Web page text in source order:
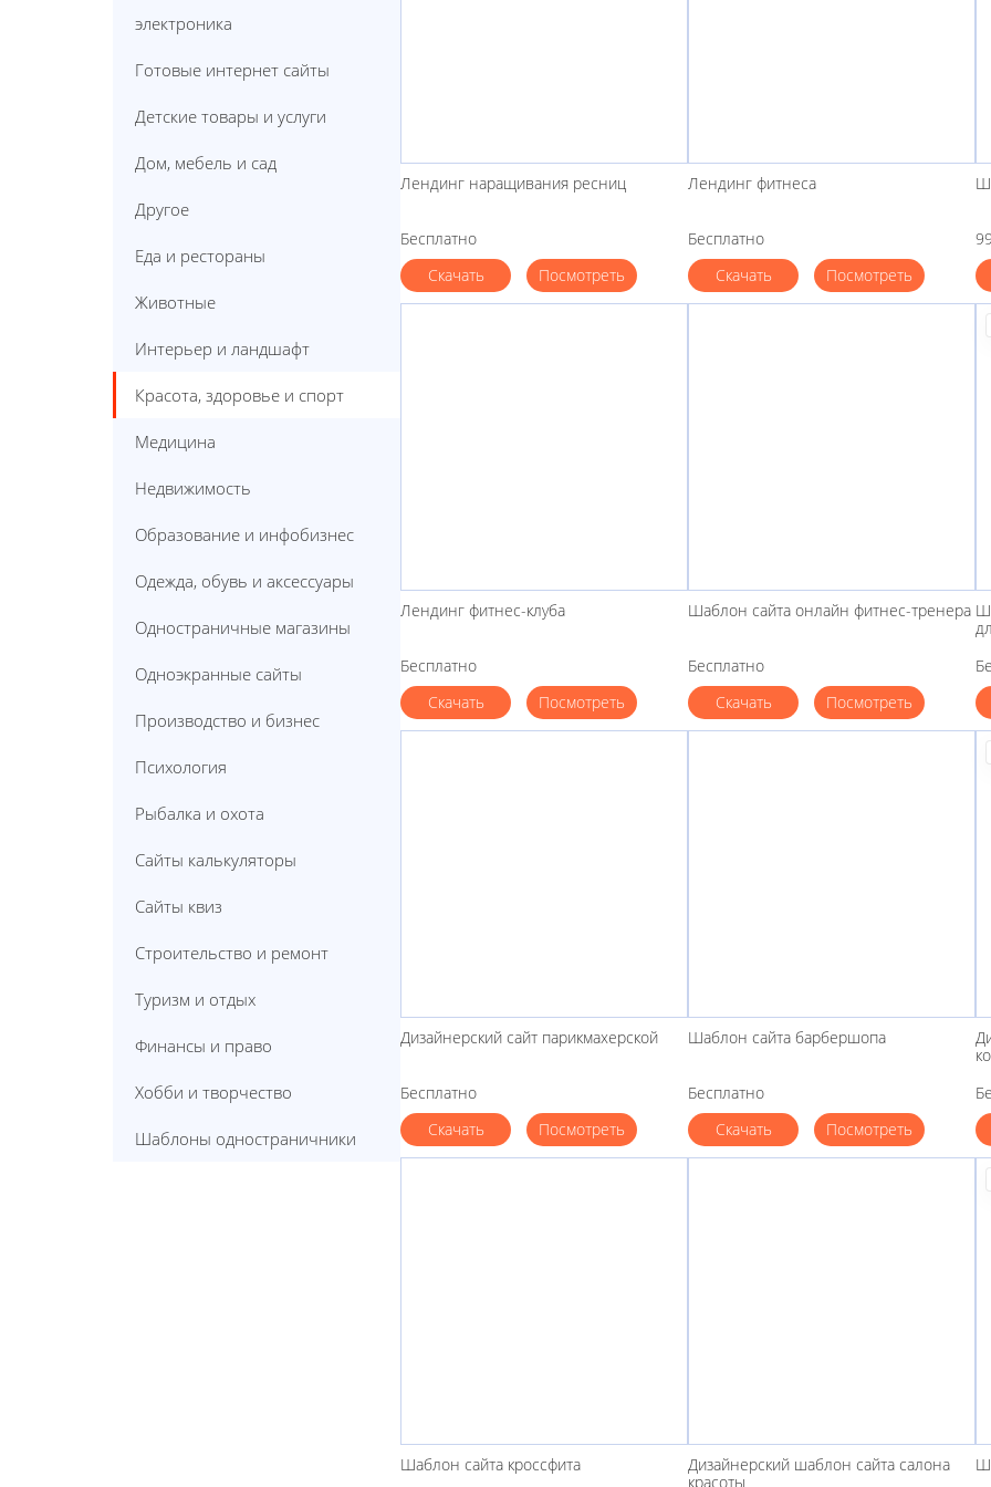
электроника
Готовые интернет сайты
Детские товары и услуги
Дом, мебель и сад
Другое
Еда и рестораны
Животные
Интерьер и ландшафт
Красота, здоровье и спорт
Медицина
Недвижимость
Образование и инфобизнес
Одежда, обувь и аксессуары
Одностраничные магазины
Одноэкранные сайты
Производство и бизнес
Психология
Рыбалка и охота
Сайты калькуляторы
Сайты квиз
Строительство и ремонт
Туризм и отдых
Финансы и право
Хобби и творчество
Шаблоны одностраничники
Лендинг наращивания ресниц
Бесплатно
Скачать
Посмотреть
Лендинг фитнеса
Бесплатно
Скачать
Посмотреть
Лендинг фитнес-клуба
Бесплатно
Скачать
Посмотреть
Шаблон сайта онлайн фитнес-тренера
Бесплатно
Скачать
Посмотреть
Дизайнерский сайт парикмахерской
Бесплатно
Скачать
Посмотреть
Шаблон сайта барбершопа
Бесплатно
Скачать
Посмотреть
Шаблон сайта кроссфита
Дизайнерский шаблон сайта салона
красоты